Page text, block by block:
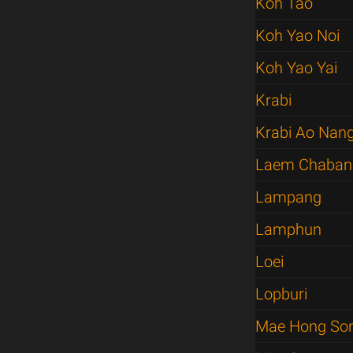
Koh Yao Noi
Koh Yao Yai
Krabi
Krabi Ao
Laem
Lampang
Lamphun
Loei
Lopburi
Mae Hong